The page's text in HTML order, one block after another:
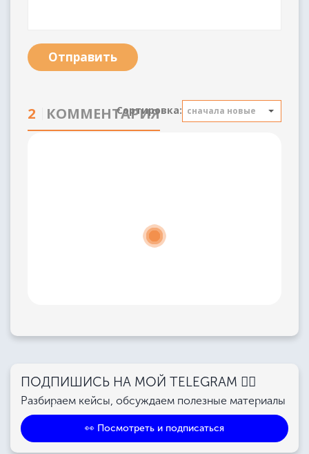
Отправить
2 КОММЕНТАРИЯ
Сортировка: сначала новые
ПОДПИШИСЬ НА МОЙ TELEGRAM 👉🏻
Разбираем кейсы, обсуждаем полезные материалы
👀 Посмотреть и подписаться